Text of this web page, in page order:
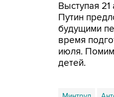
Выступая
Путин
будущими
время
июля.
детей.